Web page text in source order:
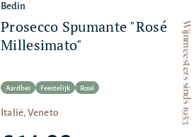
Wijnmeesters sinds 1953
Bedin
Prosecco Spumante "Rosé
Millesimato"
Aardbei Feestelijk Rosé
Italië, Veneto